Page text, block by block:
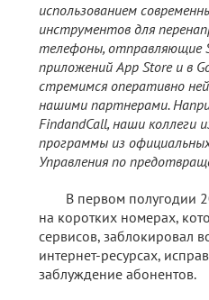
использованием
инструментов для
телефоны, отправляющие
приложений App Store и в
стремимся оперативно
нашими партнерами.
FindandCall, наши коллеги
программы из
Управления по
В первом полугодии
на коротких номерах,
сервисов, заблокировал
интернет-ресурсах,
заблуждение абонентов.